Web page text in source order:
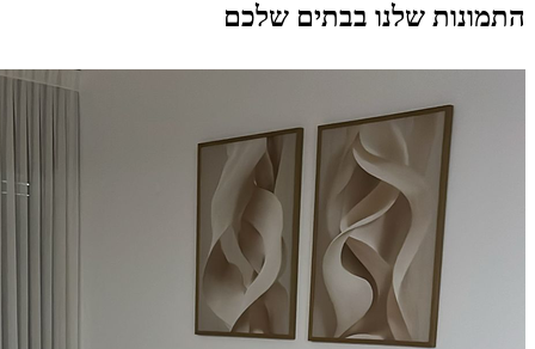
התמונות שלנו בבתים שלכם